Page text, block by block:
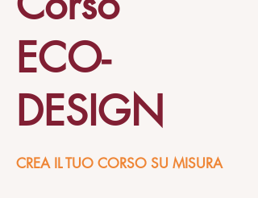
ECO-
DESIGN
CREA IL TUO CORSO SU MISURA